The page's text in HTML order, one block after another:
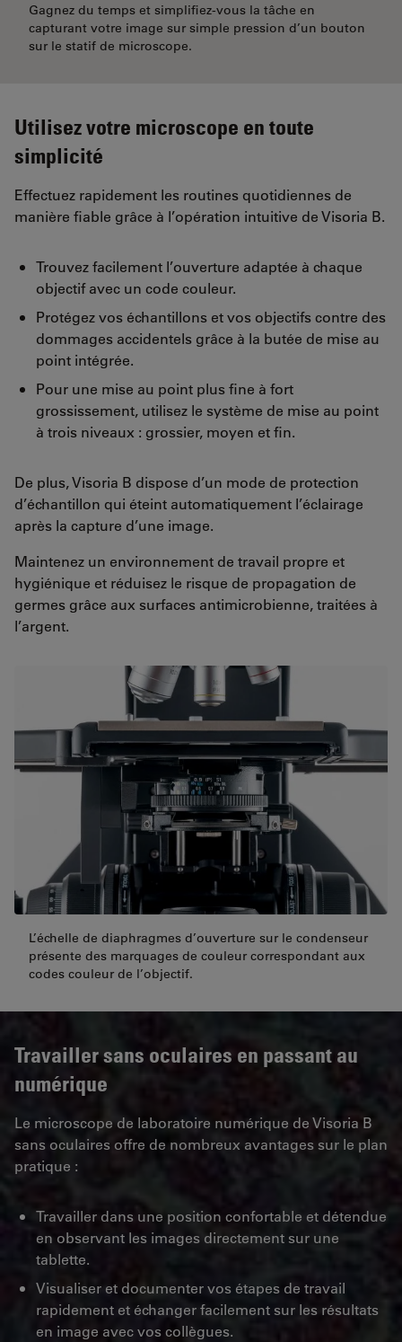
Gagnez du temps et simplifiez-vous la tâche en
capturant votre image sur simple pression d’un bouton
sur le statif de microscope.
Utilisez votre microscope en toute
simplicité
Effectuez rapidement les routines quotidiennes de
manière fiable grâce à l’opération intuitive de Visoria B.
Trouvez facilement l’ouverture adaptée à chaque
objectif avec un code couleur.
Protégez vos échantillons et vos objectifs contre des
dommages accidentels grâce à la butée de mise au
point intégrée.
Pour une mise au point plus fine à fort
grossissement, utilisez le système de mise au point
à trois niveaux : grossier, moyen et fin.
De plus, Visoria B dispose d’un mode de protection
d’échantillon qui éteint automatiquement l’éclairage
après la capture d’une image.
Maintenez un environnement de travail propre et
hygiénique et réduisez le risque de propagation de
germes grâce aux surfaces antimicrobienne, traitées à
l’argent.
L’échelle de diaphragmes d’ouverture sur le condenseur
présente des marquages de couleur correspondant aux
codes couleur de l’objectif.
Travailler sans oculaires en passant au
numérique
Le microscope de laboratoire numérique de Visoria B
sans oculaires offre de nombreux avantages sur le plan
pratique :
Travailler dans une position confortable et détendue
en observant les images directement sur une
tablette.
Visualiser et documenter vos étapes de travail
rapidement et échanger facilement sur les résultats
en image avec vos collègues.